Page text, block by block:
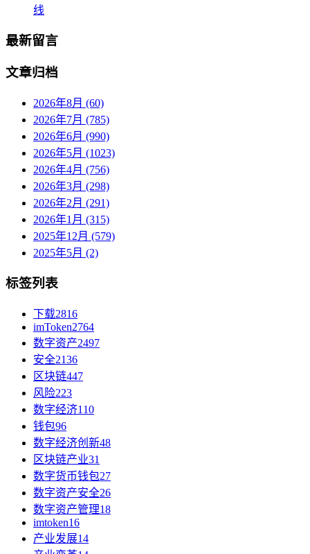
线
最新留言
文章归档
2026年8月 (60)
2026年7月 (785)
2026年6月 (990)
2026年5月 (1023)
2026年4月 (756)
2026年3月 (298)
2026年2月 (291)
2026年1月 (315)
2025年12月 (579)
2025年5月 (2)
标签列表
下载2816
imToken2764
数字资产2497
安全2136
区块链447
风险223
数字经济110
钱包96
数字经济创新48
区块链产业31
数字货币钱包27
数字资产安全26
数字资产管理18
imtoken16
产业发展14